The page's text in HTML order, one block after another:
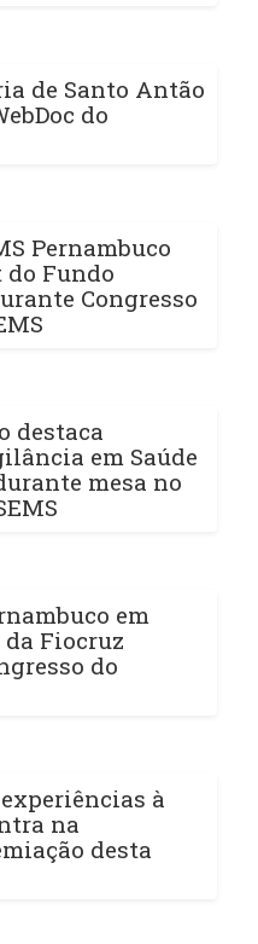
de Santo Antão
do
Pernambuco
Fundo
Congresso
destaca
em Saúde
mesa no
em
Fiocruz
do
à
na
desta